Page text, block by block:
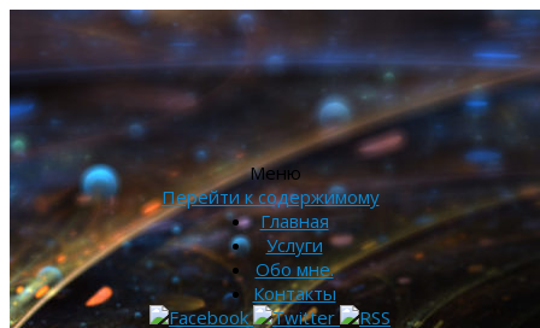
Меню
Перейти к содержимому
Главная
Услуги
Обо мне.
Контакты